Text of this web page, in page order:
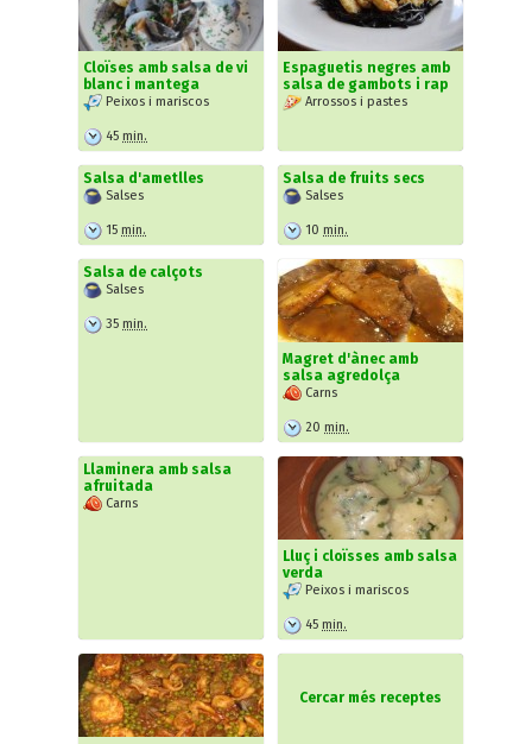
Cloïses amb salsa de vi
blanc i mantega
Peixos i mariscos
45 min.
Espaguetis negres amb
salsa de gambots i rap
Arrossos i pastes
Salsa d'ametlles
Salses
15 min.
Salsa de fruits secs
Salses
10 min.
Salsa de calçots
Salses
35 min.
Magret d'ànec amb
salsa agredolça
Carns
20 min.
Llaminera amb salsa
afruitada
Carns
Lluç i cloïsses amb salsa
verda
Peixos i mariscos
45 min.
Cercar més receptes